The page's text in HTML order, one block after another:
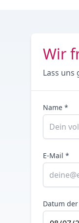
Wir
Lass uns
Name *
E-Mail *
Datum